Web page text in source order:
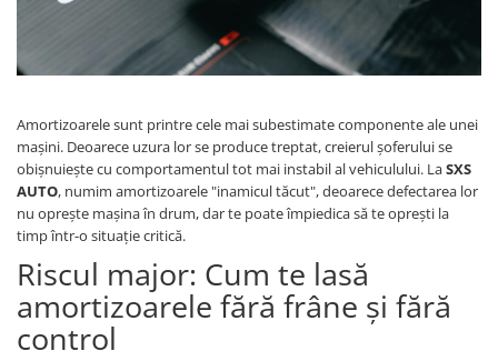
Amortizoarele sunt printre cele mai subestimate componente ale unei
mașini. Deoarece uzura lor se produce treptat, creierul șoferului se
obișnuiește cu comportamentul tot mai instabil al vehiculului. LaSXS
AUTO, numim amortizoarele "inamicul tăcut", deoarece defectarea lor
nu oprește mașina în drum, dar te poate împiedica să te oprești la
timp într-o situație critică.
Riscul major: Cum te lasă
amortizoarele fără frâne și fără
control